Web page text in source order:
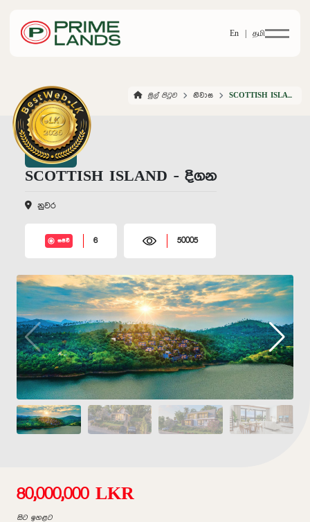
En | தமி
මුල් පිටුව නිවාස SCOTTISH ISLAND DIGANA
SCOTTISH ISLAND - දිගන
නුවර
සජීවී 6 50005
80,000,000 LKR
සිට ඉහළට